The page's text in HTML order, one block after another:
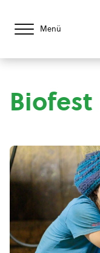
Menü
Biofest